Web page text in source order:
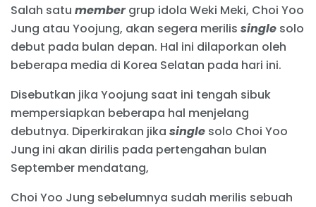
Salah satu membergrup idola Weki Meki, Choi Yoo
Jung atau Yoojung, akan segera merilis single solo
debut pada bulan depan. Hal ini dilaporkan oleh
beberapa media di Korea Selatan pada hari ini.
Disebutkan jika Yoojung saat ini tengah sibuk
mempersiapkan beberapa hal menjelang
debutnya. Diperkirakan jika single solo Choi Yoo
Jung ini akan dirilis pada pertengahan bulan
September mendatang,
Choi Yoo Jung sebelumnya sudah merilis sebuah